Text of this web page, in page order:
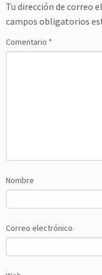
Tu dirección de correo
campos obligatorios
Comentario *
Nombre
Correo electrónico